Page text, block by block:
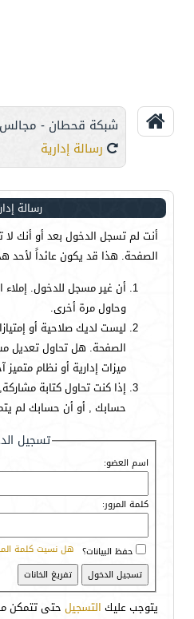
شبكة قحطان -
رسالة إدارية
رسالة
أنت لم تسجل الدخول بعد أو أنك
الصفحة. هذا قد يكون عائداً لأحد
أن غير مسجل للدخول.
وحاول مرة أخرى.
ليست لديك صلاحية أو
الصفحة. هل تحاول تعديل
ميزات إدارية أو نظام متميز
إذا كنت تحاول كتابة
حسابك , أو أن حسابك لم
تسجيل
اسم العضو:
كلمة المرور:
هل نسيت كلمة حفظ البيانات؟
يتوجب عليك التسجيل حتى تتمكن